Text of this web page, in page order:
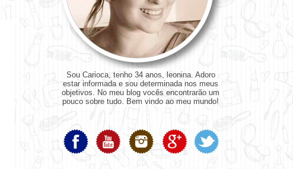
Sou Carioca, tenho 34 anos, leonina. Adoro
estar informada e sou determinada nos meus
objetivos. No meu blog vocês encontrarão um
pouco sobre tudo. Bem vindo ao meu mundo!